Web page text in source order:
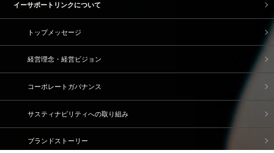
イーサポートリンクについて
トップメッセージ
経営理念・経営ビジョン
コーポレートガバナンス
サスティナビリティへの取り組み
ブランドストーリー